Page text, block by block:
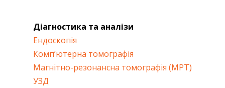
Діагностика та аналізи
Ендоскопія
Комп’ютерна томографія
Магнітно-резонансна томографія (МРТ)
УЗД